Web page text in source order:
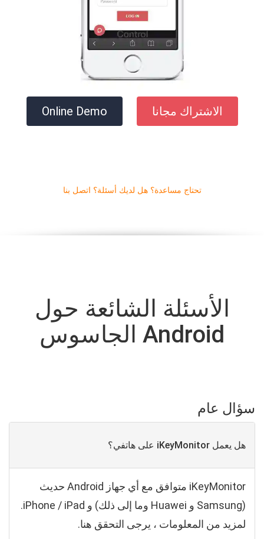
الاشتراك مجانا Online Demo
تحتاج مساعدة؟ هل لديك أسئلة؟ اتصل بنا
الأسئلة الشائعة حول
Android الجاسوس
سؤال عام
هل يعمل iKeyMonitor على هاتفي؟
iKeyMonitor متوافق مع أي جهاز Android حديث
(Samsung و Huawei وما إلى ذلك) و iPhone / iPad.
لمزيد من المعلومات ، يرجى التحقق هنا.